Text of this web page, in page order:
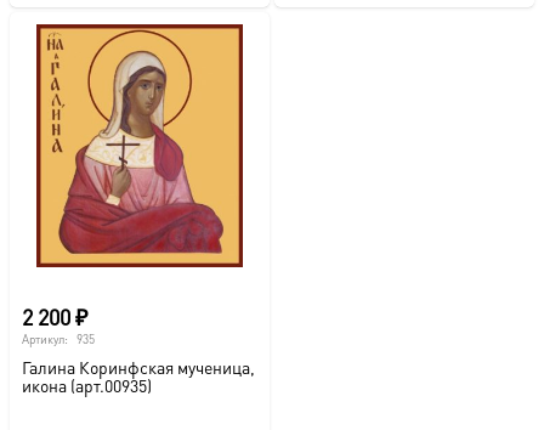
2 200₽
Артикул: 935
Галина Коринфская мученица,
икона (арт.00935)